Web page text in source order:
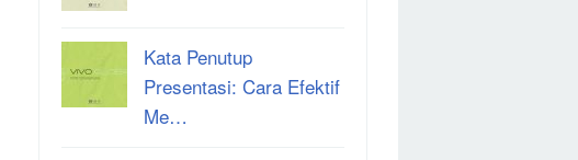
Kata Penutup
Presentasi: Cara Efektif
Me…